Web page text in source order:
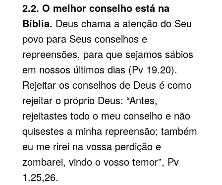
2.2. O melhor conselho está na
Bíblia. Deus chama a atenção do Seu
povo para Seus conselhos e
repreensões, para que sejamos sábios
em nossos últimos dias (Pv 19.20).
Rejeitar os conselhos de Deus é como
rejeitar o próprio Deus: “Antes,
rejeitastes todo o meu conselho e não
quisestes a minha repreensão; também
eu me rirei na vossa perdição e
zombarei, vindo o vosso temor”, Pv
1.25,26.